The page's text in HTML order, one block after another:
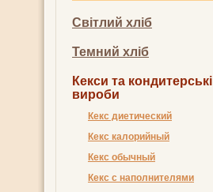
Світлий хліб
Темний хліб
Кекси та кондитерські
вироби
Кекс диетический
Кекс калорийный
Кекс обычный
Кекс с наполнителями